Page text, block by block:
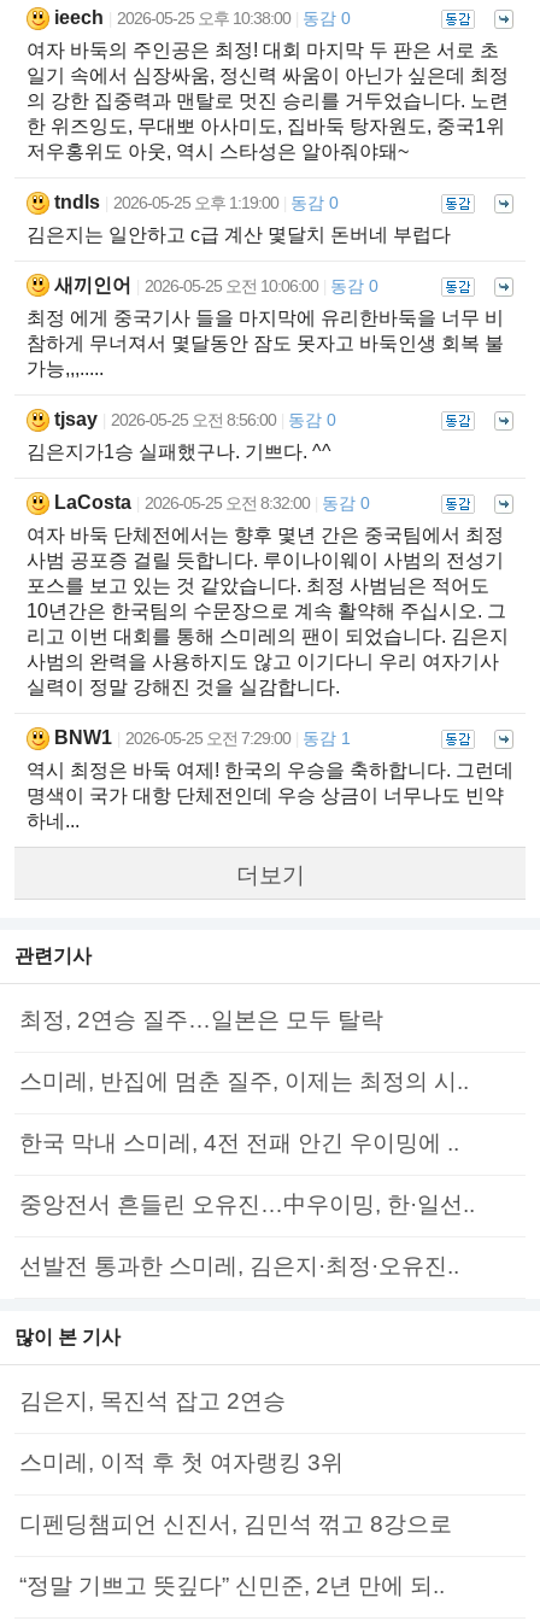
ieech 2026-05-25 오후 10:38:00 동감 0
여자 바둑의 주인공은 최정! 대회 마지막 두 판은 서로 초
일기 속에서 심장싸움, 정신력 싸움이 아닌가 싶은데 최정
의 강한 집중력과 맨탈로 멋진 승리를 거두었습니다. 노련
한 위즈잉도, 무대뽀 아사미도, 집바둑 탕자원도, 중국1위
저우홍위도 아웃, 역시 스타성은 알아줘야돼~
tndls 2026-05-25 오후 1:19:00 동감 0
김은지는 일안하고 c급 계산 몇달치 돈버네 부럽다
새끼인어 2026-05-25 오전 10:06:00 동감 0
최정 에게 중국기사 들을 마지막에 유리한바둑을 너무 비
참하게 무너져서 몇달동안 잠도 못자고 바둑인생 회복 불
가능,,,.....
tjsay 2026-05-25 오전 8:56:00 동감 0
김은지가1승 실패했구나. 기쁘다. ^^
LaCosta 2026-05-25 오전 8:32:00 동감 0
여자 바둑 단체전에서는 향후 몇년 간은 중국팀에서 최정
사범 공포증 걸릴 듯합니다. 루이나이웨이 사범의 전성기
포스를 보고 있는 것 같았습니다. 최정 사범님은 적어도
10년간은 한국팀의 수문장으로 계속 활약해 주십시오. 그
리고 이번 대회를 통해 스미레의 팬이 되었습니다. 김은지
사범의 완력을 사용하지도 않고 이기다니 우리 여자기사
실력이 정말 강해진 것을 실감합니다.
BNW1 2026-05-25 오전 7:29:00 동감 1
역시 최정은 바둑 여제! 한국의 우승을 축하합니다. 그런데
명색이 국가 대항 단체전인데 우승 상금이 너무나도 빈약
하네...
더보기
관련기사
최정, 2연승 질주…일본은 모두 탈락
스미레, 반집에 멈춘 질주, 이제는 최정의 시..
한국 막내 스미레, 4전 전패 안긴 우이밍에 ..
중앙전서 흔들린 오유진…中우이밍, 한·일선..
선발전 통과한 스미레, 김은지·최정·오유진..
많이 본 기사
김은지, 목진석 잡고 2연승
스미레, 이적 후 첫 여자랭킹 3위
디펜딩챔피언 신진서, 김민석 꺾고 8강으로
“정말 기쁘고 뜻깊다” 신민준, 2년 만에 되..